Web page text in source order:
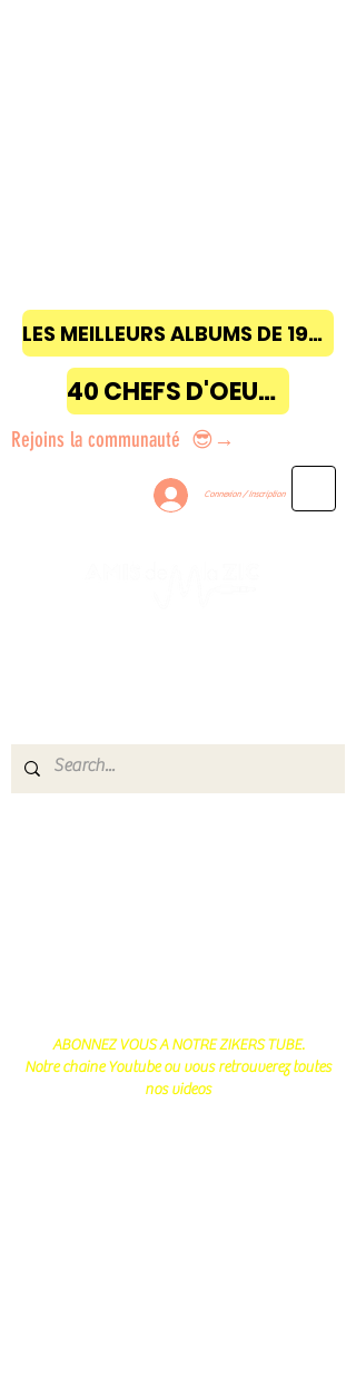
LES MEILLEURS ALBUMS DE 1968 à 2018
40 CHEFS D'OEUVRE
Rejoins la communauté 😎→
Connexion / Inscription
ABONNEZ VOUS A NOTRE ZIKERS TUBE.
Notre chaine Youtube ou vous retrouverez toutes
nos videos